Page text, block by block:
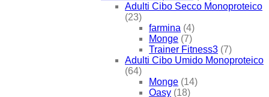
Adulti Cibo Secco Monoproteico
(23)
farmina (4)
Monge (7)
Trainer Fitness3 (7)
Adulti Cibo Umido Monoproteico
(64)
Monge (14)
Oasy (18)